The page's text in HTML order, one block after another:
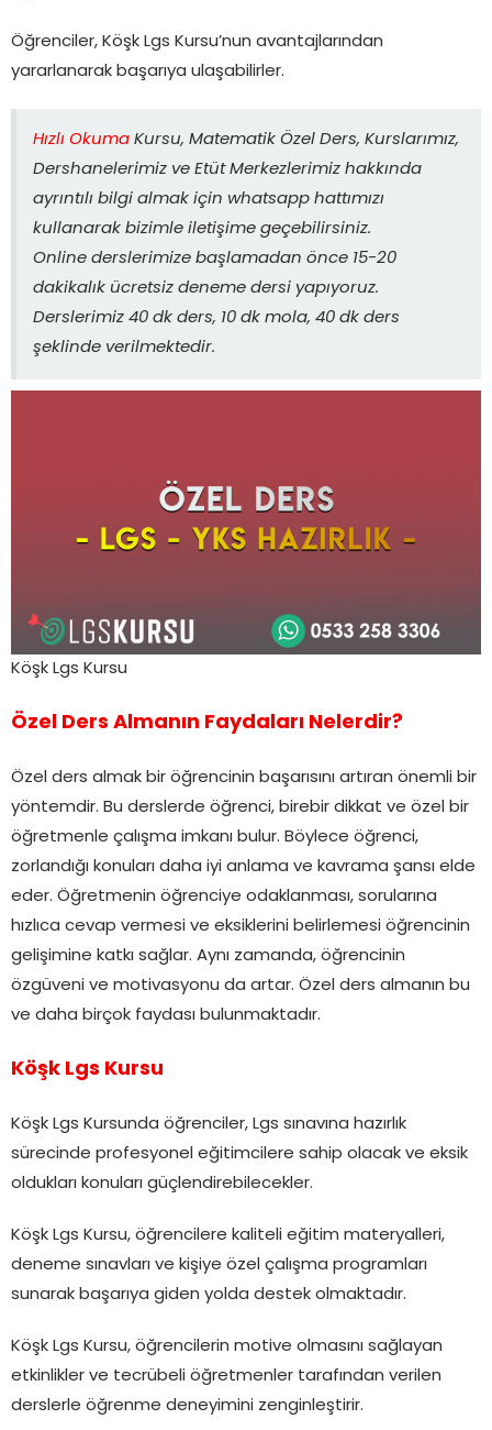
Öğrenciler, Köşk Lgs Kursu’nun avantajlarından
yararlanarak başarıya ulaşabilirler.
Hızlı Okuma Kursu, Matematik Özel Ders, Kurslarımız,
Dershanelerimiz ve Etüt Merkezlerimiz hakkında
ayrıntılı bilgi almak için whatsapp hattımızı
kullanarak bizimle iletişime geçebilirsiniz.
Online derslerimize başlamadan önce 15-20
dakikalık ücretsiz deneme dersi yapıyoruz.
Derslerimiz 40 dk ders, 10 dk mola, 40 dk ders
şeklinde verilmektedir.
Köşk Lgs Kursu
Özel Ders Almanın Faydaları Nelerdir?
Özel ders almak bir öğrencinin başarısını artıran önemli bir
yöntemdir. Bu derslerde öğrenci, birebir dikkat ve özel bir
öğretmenle çalışma imkanı bulur. Böylece öğrenci,
zorlandığı konuları daha iyi anlama ve kavrama şansı elde
eder. Öğretmenin öğrenciye odaklanması, sorularına
hızlıca cevap vermesi ve eksiklerini belirlemesi öğrencinin
gelişimine katkı sağlar. Aynı zamanda, öğrencinin
özgüveni ve motivasyonu da artar. Özel ders almanın bu
ve daha birçok faydası bulunmaktadır.
Köşk Lgs Kursu
Köşk Lgs Kursunda öğrenciler, Lgs sınavına hazırlık
sürecinde profesyonel eğitimcilere sahip olacak ve eksik
oldukları konuları güçlendirebilecekler.
Köşk Lgs Kursu, öğrencilere kaliteli eğitim materyalleri,
deneme sınavları ve kişiye özel çalışma programları
sunarak başarıya giden yolda destek olmaktadır.
Köşk Lgs Kursu, öğrencilerin motive olmasını sağlayan
etkinlikler ve tecrübeli öğretmenler tarafından verilen
derslerle öğrenme deneyimini zenginleştirir.